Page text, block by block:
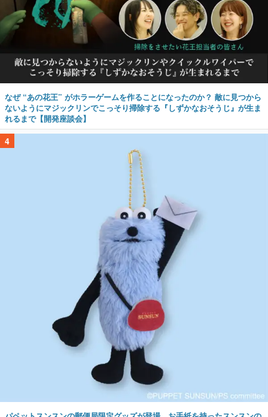
なぜ “あの花王” がホラーゲームを作ることになったのか？ 敵に見つから
ないようにマジックリンでこっそり掃除する『しずかなおそうじ』が生ま
れるまで【開発座談会】
4